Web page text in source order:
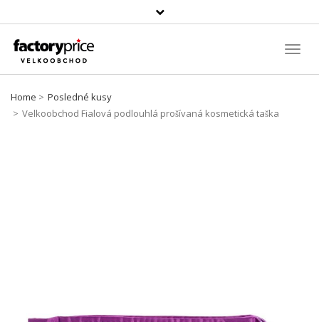
Vyhledávání
Home
Posledné kusy
Velkoobchod Fialová podlouhlá prošívaná kosmetická taška